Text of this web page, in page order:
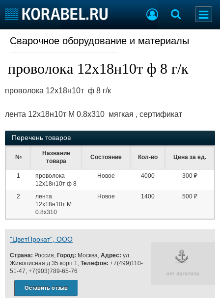
Судостроение
Новости
Репутация
Крюинг
Реклама
Торговая площадка
Продажа флота
Изделия
Услуги
Конференции
Выставки и семинары
Личности
Словарь
Флот
Форум
Все службы
Сварочное оборудование и материалы
проволока 12х18н10т ф 8 г/к
проволока 12х18н10т ф 8 г/к
лента 12х18н10т М 0.8х310 мягкая , сертификат
Перечень товаров
№
Название
товара
Состояние Кол-во Цена за ед.
1
проволока
12х18н10т ф 8
Новое 4000 300 ₽
2
лента
12х18н10т М
0.8х310
Новое 1400 500 ₽
"ЦветПрокат", ООО
Страна: Россия, Город: Москва, Адрес: ул.
Живописная д 35 корп 1, Телефон: +7(499)110-
51-47, +7(903)789-65-76
Оставить отзыв